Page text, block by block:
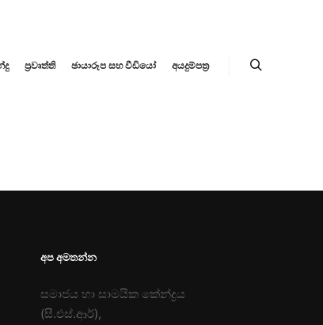
ප්‍රවෘත්ති ඡායාරූප සහ වීඩියෝ
අයදුම්පත්‍ර
අප අමතන්න
සමාජය හා සාමයික කේන්ද්‍රය
(සී.එස්.ආර්),